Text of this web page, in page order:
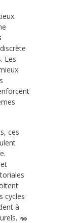
Les
ces
cycles
à